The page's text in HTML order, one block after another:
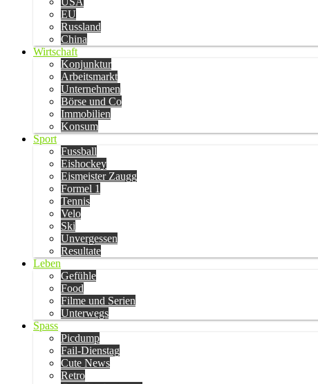
EU
Russland
China
Wirtschaft
Konjunktur
Arbeitsmarkt
Unternehmen
Börse und Co
Immobilien
Konsum
Sport
Fussball
Eishockey
Eismeister Zaugg
Formel 1
Tennis
Velo
Ski
Unvergessen
Resultate
Leben
Gefühle
Food
Filme und Serien
Unterwegs
Spass
Picdump
Fail-Dienstag
Cute News
Retro